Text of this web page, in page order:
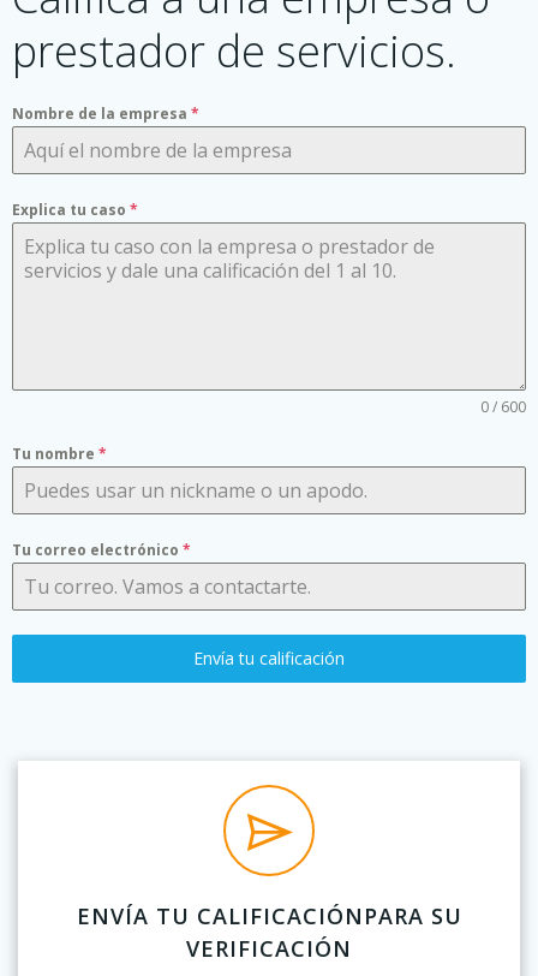
prestador de servicios.
Nombre de la empresa *
Explica tu caso *
0 / 600
Tu nombre *
Tu correo electrónico *
Envía tu calificación
ENVÍA TU CALIFICACIÓNPARA SU
VERIFICACIÓN